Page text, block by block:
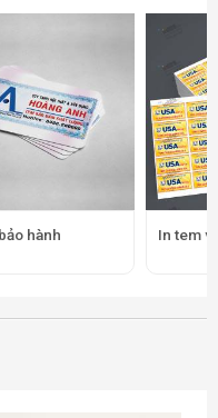
hành In tem